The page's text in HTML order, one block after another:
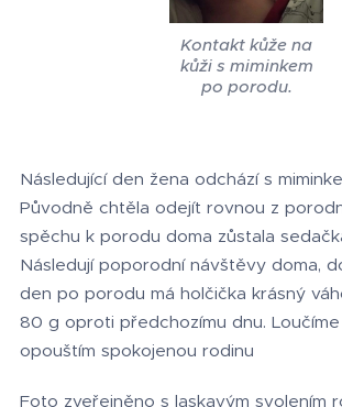
Kontakt kůže na
kůži s miminkem
po porodu.
Následující den žena odchází s
Původně chtěla odejít rovnou z
spěchu k porodu doma zůstala
Následují poporodní návštěvy doma,
den po porodu má holčička krásný
80 g oproti předchozímu dnu.
opouštím spokojenou rodinu
Foto zveřejněno s laskavým svolením